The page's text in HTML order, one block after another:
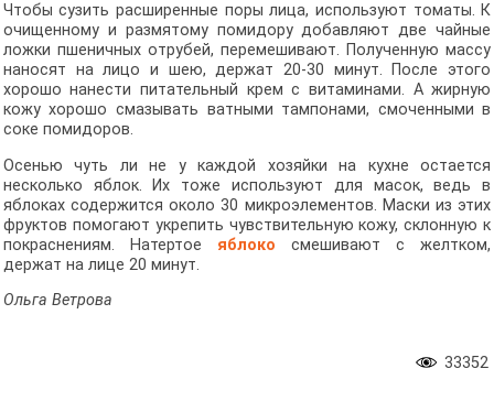
Чтобы сузить расширенные поры лица, используют томаты. К
очищенному и размятому помидору добавляют две чайные
ложки пшеничных отрубей, перемешивают. Полученную массу
наносят на лицо и шею, держат 20-30 минут. После этого
хорошо нанести питательный крем с витаминами. А жирную
кожу хорошо смазывать ватными тампонами, смоченными в
соке помидоров.
Осенью чуть ли не у каждой хозяйки на кухне остается
несколько яблок. Их тоже используют для масок, ведь в
яблоках содержится около 30 микроэлементов. Маски из этих
фруктов помогают укрепить чувствительную кожу, склонную к
покраснениям. Натертое яблоко смешивают с желтком,
держат на лице 20 минут.
Ольга Ветрова
33352